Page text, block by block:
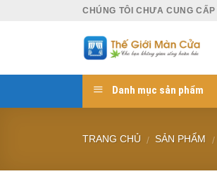
CHÚNG TÔI CHƯA CUNG
Danh mục sản phẩm
TRANG CHỦ / SẢN PHẨM /